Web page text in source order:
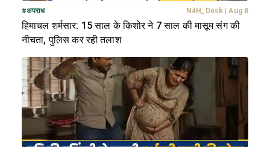
#अपराध N4H_Desk Aug 8
हिमाचल शर्मसार: 15 साल के किशोर ने 7 साल की मासूम संग की
नीचता, पुलिस कर रही तलाश